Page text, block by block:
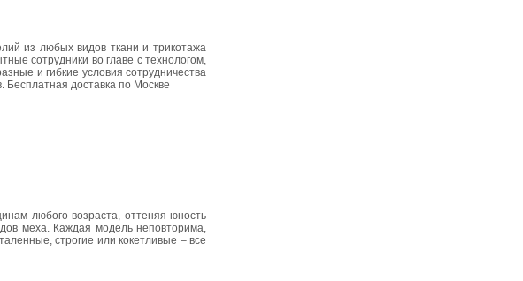
из любых видов ткани и трикотажа
сотрудники во главе с технологом,
и гибкие условия сотрудничества
доставка по Москве
любого возраста, оттеняя юность
меха. Каждая модель неповторима,
строгие или кокетливые – все